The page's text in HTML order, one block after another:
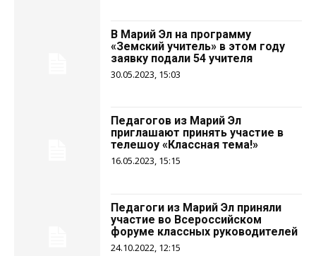
В Марий Эл на программу
«Земский учитель» в этом году
заявку подали 54 учителя
30.05.2023, 15:03
Педагогов из Марий Эл
приглашают принять участие в
телешоу «Классная тема!»
16.05.2023, 15:15
Педагоги из Марий Эл приняли
участие во Всероссийском
форуме классных руководителей
24.10.2022, 12:15